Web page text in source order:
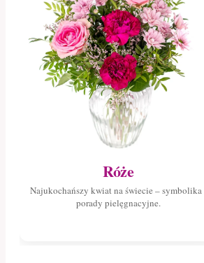
Róże
Najukochańszy kwiat na świecie – symbolika
porady pielęgnacyjne.